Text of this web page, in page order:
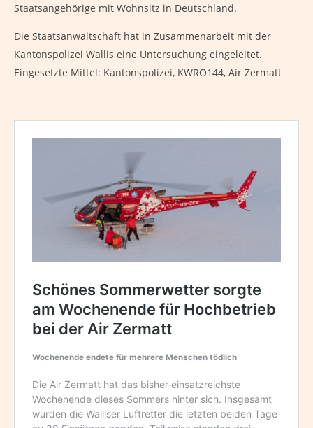
Staatsangehörige mit Wohnsitz in Deutschland.
Die Staatsanwaltschaft hat in Zusammenarbeit mit der
Kantonspolizei Wallis eine Untersuchung eingeleitet.
Eingesetzte Mittel: Kantonspolizei, KWRO144, Air Zermatt